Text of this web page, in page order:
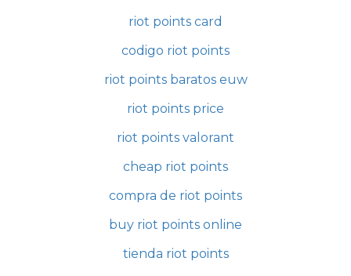
riot points card
codigo riot points
riot points baratos euw
riot points price
riot points valorant
cheap riot points
compra de riot points
buy riot points online
tienda riot points